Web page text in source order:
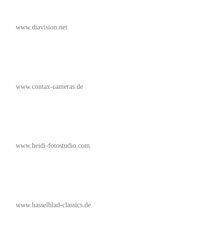
www.diavision.net
www.contax-cameras.de
www.heidi-fotostudio.com
www.hasselblad-classics.de